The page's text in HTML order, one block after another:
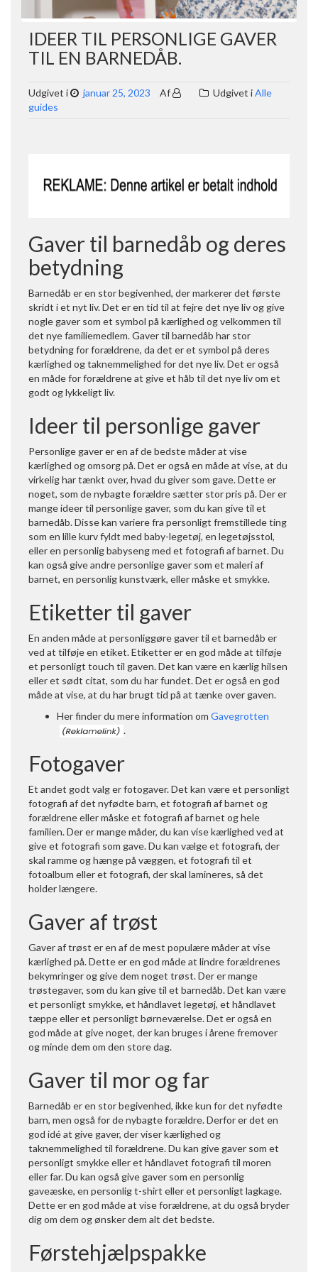
IDEER TIL PERSONLIGE GAVER
TIL EN BARNEDÅB.
Udgivet i januar 25, 2023 Af Udgivet iAlle
guides
Gaver til barnedåb og deres
betydning
Barnedåb er en stor begivenhed, der markerer det første
skridt i et nyt liv. Det er en tid til at fejre det nye liv og give
nogle gaver som et symbol på kærlighed og velkommen til
det nye familiemedlem. Gaver til barnedåb har stor
betydning for forældrene, da det er et symbol på deres
kærlighed og taknemmelighed for det nye liv. Det er også
en måde for forældrene at give et håb til det nye liv om et
godt og lykkeligt liv.
Ideer til personlige gaver
Personlige gaver er en af de bedste måder at vise
kærlighed og omsorg på. Det er også en måde at vise, at du
virkelig har tænkt over, hvad du giver som gave. Dette er
noget, som de nybagte forældre sætter stor pris på. Der er
mange ideer til personlige gaver, som du kan give til et
barnedåb. Disse kan variere fra personligt fremstillede ting
som en lille kurv fyldt med baby-legetøj, en legetøjsstol,
eller en personlig babyseng med et fotografi af barnet. Du
kan også give andre personlige gaver som et maleri af
barnet, en personlig kunstværk, eller måske et smykke.
Etiketter til gaver
En anden måde at personliggøre gaver til et barnedåb er
ved at tilføje en etiket. Etiketter er en god måde at tilføje
et personligt touch til gaven. Det kan være en kærlig hilsen
eller et sødt citat, som du har fundet. Det er også en god
måde at vise, at du har brugt tid på at tænke over gaven.
Her finder du mere information om Gavegrotten
.
Fotogaver
Et andet godt valg er fotogaver. Det kan være et personligt
fotografi af det nyfødte barn, et fotografi af barnet og
forældrene eller måske et fotografi af barnet og hele
familien. Der er mange måder, du kan vise kærlighed ved at
give et fotografi som gave. Du kan vælge et fotografi, der
skal ramme og hænge på væggen, et fotografi til et
fotoalbum eller et fotografi, der skal lamineres, så det
holder længere.
Gaver af trøst
Gaver af trøst er en af de mest populære måder at vise
kærlighed på. Dette er en god måde at lindre forældrenes
bekymringer og give dem noget trøst. Der er mange
trøstegaver, som du kan give til et barnedåb. Det kan være
et personligt smykke, et håndlavet legetøj, et håndlavet
tæppe eller et personligt børneværelse. Det er også en
god måde at give noget, der kan bruges i årene fremover
og minde dem om den store dag.
Gaver til mor og far
Barnedåb er en stor begivenhed, ikke kun for det nyfødte
barn, men også for de nybagte forældre. Derfor er det en
god idé at give gaver, der viser kærlighed og
taknemmelighed til forældrene. Du kan give gaver som et
personligt smykke eller et håndlavet fotografi til moren
eller far. Du kan også give gaver som en personlig
gaveæske, en personlig t-shirt eller et personligt lagkage.
Dette er en god måde at vise forældrene, at du også bryder
dig om dem og ønsker dem alt det bedste.
Førstehjælpspakke